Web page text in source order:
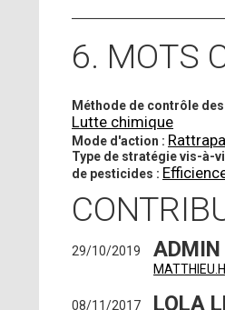
6. MOTS
Méthode de contrôle
Lutte chimique
Mode d'action :
Type de stratégie vis-à-
de pesticides :
29/10/2019 ADMIN
08/11/2017 LOLA